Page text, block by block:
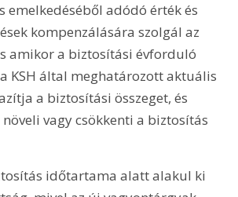
emelkedéséből adódó érték és
kompenzálására szolgál az
amikor a biztosítási évforduló
KSH által meghatározott aktuális
a biztosítási összeget, és
vagy csökkenti a biztosítás
időtartama alatt alakul ki